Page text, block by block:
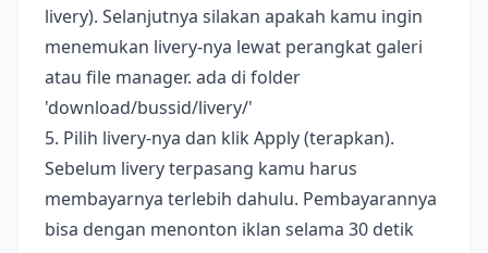
livery). Selanjutnya silakan apakah kamu ingin
menemukan livery-nya lewat perangkat galeri
atau file manager. ada di folder
'download/bussid/livery/'
5. Pilih livery-nya dan klik Apply (terapkan).
Sebelum livery terpasang kamu harus
membayarnya terlebih dahulu. Pembayarannya
bisa dengan menonton iklan selama 30 detik